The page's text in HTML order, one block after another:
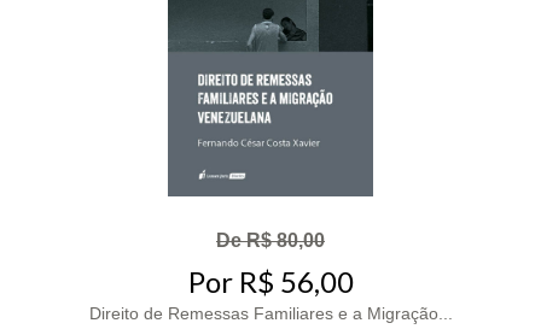
De R$ 80,00
Por R$ 56,00
Direito de Remessas Familiares e a Migração...